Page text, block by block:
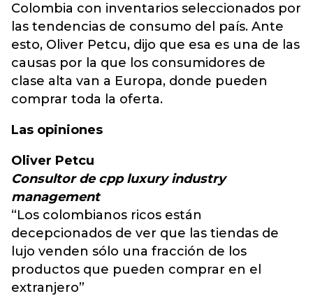
Colombia con inventarios seleccionados por
las tendencias de consumo del país. Ante
esto, Oliver Petcu, dijo que esa es una de las
causas por la que los consumidores de
clase alta van a Europa, donde pueden
comprar toda la oferta.
Las opiniones
Oliver Petcu
Consultor de cpp luxury industry
management
“Los colombianos ricos están
decepcionados de ver que las tiendas de
lujo venden sólo una fracción de los
productos que pueden comprar en el
extranjero”